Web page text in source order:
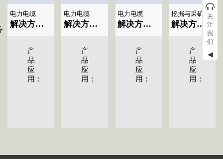
电力电缆
解决方案标题名称|显示09条
产
品
应
用：
电力电缆
解决方案标题名称|显示08条
产
品
应
用：
电力电缆
解决方案标题名称|显示07条
产
品
应
用：
挖掘与采矿
解决方案标题名称|显示04条
产
品
应
用：
关
注
我
们
◀